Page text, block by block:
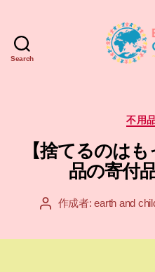
Search
不用
【捨てるのは
品の寄付
投 作成者:earth and